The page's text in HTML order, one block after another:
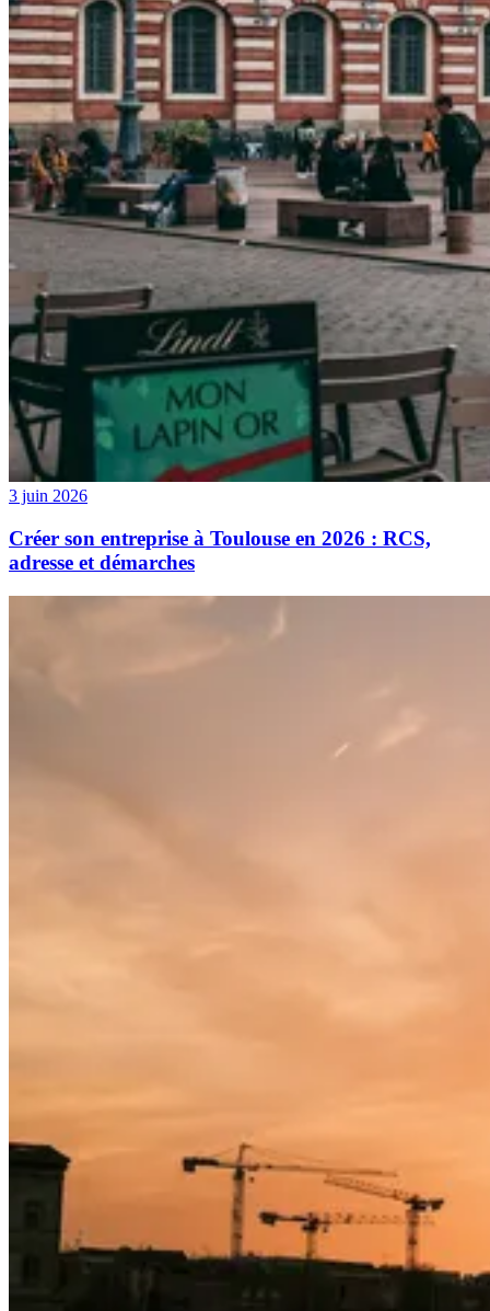
3 juin 2026
Créer son entreprise à Toulouse en 2026 : RCS,
adresse et démarches